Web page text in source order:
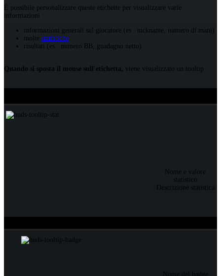
È possibile personalizzare queste etichette per visualizzare varie
informazioni :
informazioni generali sul giocatore (es : nickname, numero di mani)
molte statistiche
risultati (es : numero BB, guadagno netto)
Quando si sposta il mouse sull'etichetta, viene visualizzato un tooltip :
Nome e valore
statistico
Descrizione statistica
Nome del badge